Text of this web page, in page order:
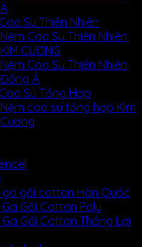
Á
Su Thiên Nhiên
Nệm Cao Su Thiên Nhiên
KIM CƯƠNG
Nệm Cao Su Thiên Nhiên
Đông Á
Su Tổng Hợp
Nệm cao su tổng hợp Kim
Cương
ga gối cotton Hàn Quốc
Gối Cotton Poly
Gối Cotton Thắng Lợi